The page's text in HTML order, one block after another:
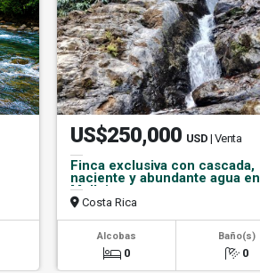
US$250,000 USD | Venta
Finca exclusiva con cascada,
naciente y abundante agua en
Mollejones
Costa Rica
Alcobas
0
Baño(s)
0